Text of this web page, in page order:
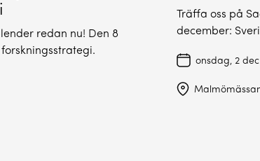
redan nu! Den 8
Träffa oss på
december:
onsdag, 2